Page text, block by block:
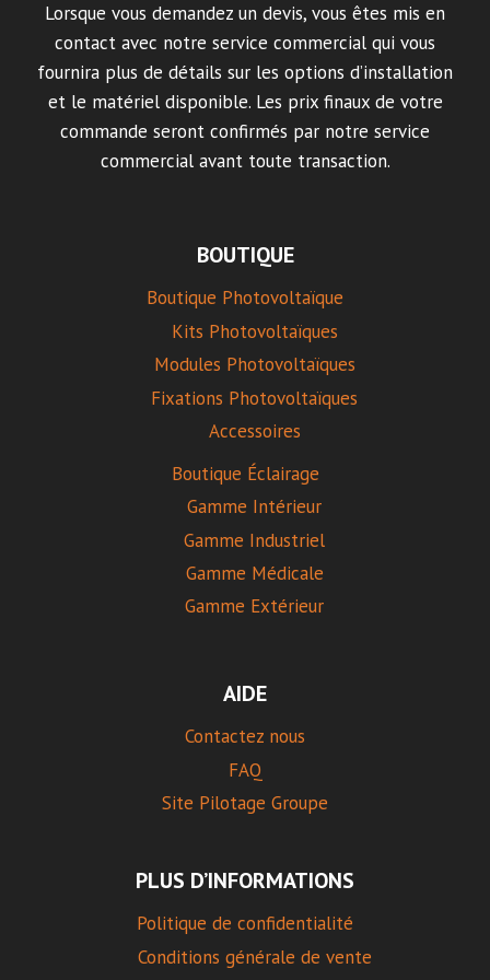
Lorsque vous demandez un devis, vous êtes mis en
contact avec notre service commercial qui vous
fournira plus de détails sur les options d’installation
et le matériel disponible. Les prix finaux de votre
commande seront confirmés par notre service
commercial avant toute transaction.
BOUTIQUE
Boutique Photovoltaïque
Kits Photovoltaïques
Modules Photovoltaïques
Fixations Photovoltaïques
Accessoires
Boutique Éclairage
Gamme Intérieur
Gamme Industriel
Gamme Médicale
Gamme Extérieur
AIDE
Contactez nous
FAQ
Site Pilotage Groupe
PLUS D’INFORMATIONS
Politique de confidentialité
Conditions générale de vente